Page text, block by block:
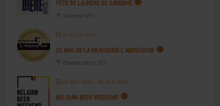
FÊTE DE LA BIÈRE DE SAVERNE
Saverne (67)
30 AOÛT 2026
20 ANS DE LA BRASSERIE L’ABREUVOIR
Breitenbach (67)
04 SEP 2026- 06 SEP 2026
BELGIAN BEER WEEKEND